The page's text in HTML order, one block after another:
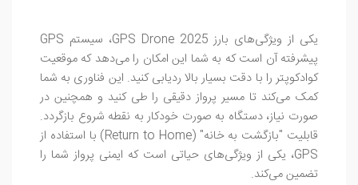
یکی از ویژگی‌های بارز GPS Drone 2025، سیستم GPS
پیشرفته آن است که به شما این امکان را می‌دهد که موقعیت
کوادکوپتر را با دقت بسیار بالا ردیابی کنید. این فناوری به شما
کمک می‌کند تا مسیر پرواز دقیقی را طی کنید و همچنین در
صورت نیاز، دستگاه به صورت خودکار به نقطه شروع بازگردد.
قابلیت "بازگشت به خانه" (Return to Home) با استفاده از
GPS، یکی از ویژگی‌های حیاتی است که ایمنی پرواز شما را
تضمین می‌کند.